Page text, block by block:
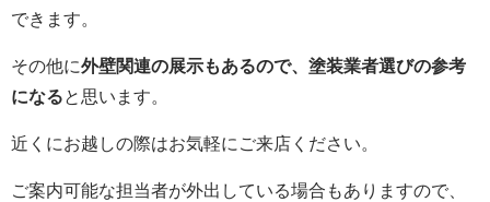
できます。
その他に外壁関連の展示もあるので、塗装業者選びの参考
になると思います。
近くにお越しの際はお気軽にご来店ください。
ご案内可能な担当者が外出している場合もありますので、